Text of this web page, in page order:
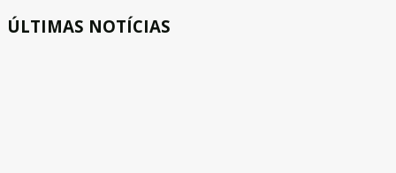
ÚLTIMAS NOTÍCIAS